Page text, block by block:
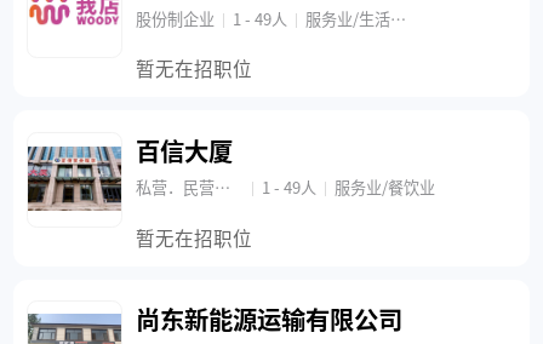
股份制企业 | 1 - 49人 | 服务业/生活服务
暂无在招职位
百信大厦
私营．民营企业 | 1 - 49人 | 服务业/餐饮业
暂无在招职位
尚东新能源运输有限公司